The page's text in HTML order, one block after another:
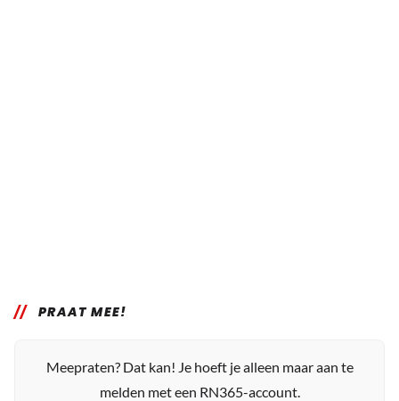
PRAAT MEE!
Meepraten? Dat kan! Je hoeft je alleen maar aan te
melden met een RN365-account.